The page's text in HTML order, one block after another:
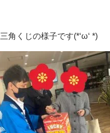
三角くじの様子です(*‘ω‘ *)